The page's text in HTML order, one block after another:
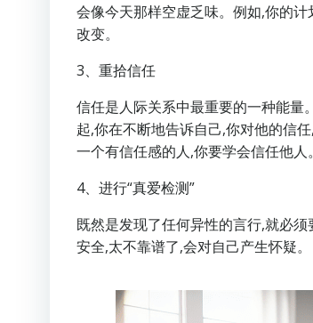
会像今天那样空虚乏味。例如,你的
改变。
3、重拾信任
信任是人际关系中最重要的一种能量
起,你在不断地告诉自己,你对他的信
一个有信任感的人,你要学会信任他人
4、进行“真爱检测”
既然是发现了任何异性的言行,就必
安全,太不靠谱了,会对自己产生怀疑。